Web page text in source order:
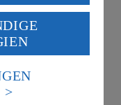
du im Sinne
ein, dass deine
Der EuGH sieht
an.
US-